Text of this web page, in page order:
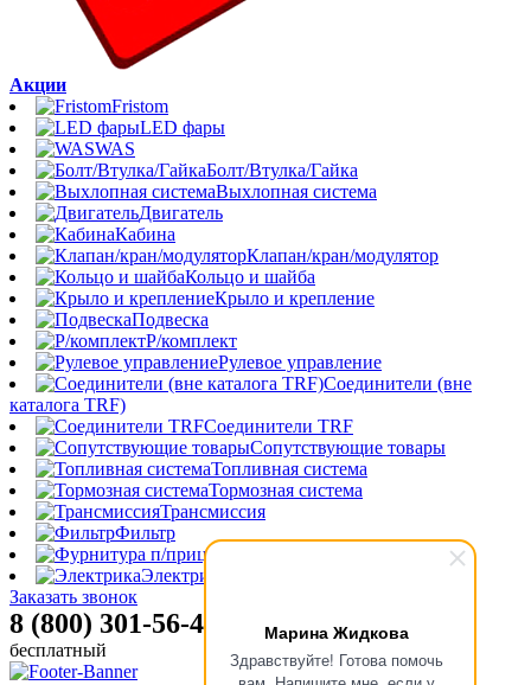
Марина Жидкова
Здравствуйте! Готова помочь
Акции
Fristom
LED фары
WAS
Болт/Втулка/Гайка
Выхлопная система
Двигатель
Кабина
Клапан/кран/модулятор
Кольцо и шайба
Крыло и крепление
Подвеска
Р/комплект
Рулевое управление
Соединители (вне
каталога TRF)
Соединители TRF
Сопутствующие товары
Топливная система
Тормозная система
Трансмиссия
Фильтр
Электрика
Заказать звонок
8 (800) 301-56-47
бесплатный